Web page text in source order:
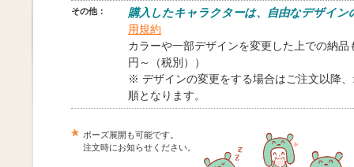
その他：
購入したキャラクターは、自由なデザイン
用規約
カラーや一部デザインを変更した上での納
円～（税別））
※ デザインの変更をする場合はご注文以降
順となります。
ポーズ展開も可能です。
注文時にお知らせください。